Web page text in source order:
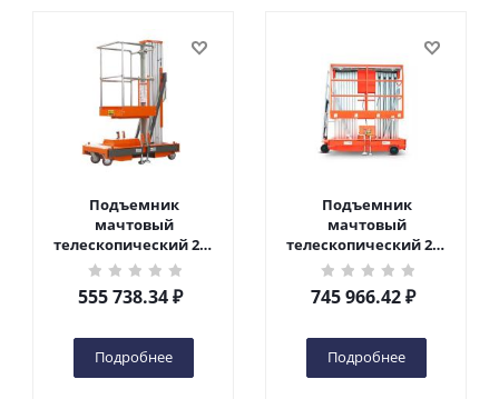
Подъемник
мачтовый
телескопический 200
кг 6 м TOR GTWY6-200S
DC 2-мачтовый
(автономный) (G) в
555 738.34₽
Подробнее
Подъемник
мачтовый
телескопический 200
кг 10 м TOR GTWY10-
200S DC 2-мачтовый
(автономный) (N) в
745 966.42₽
Подробнее